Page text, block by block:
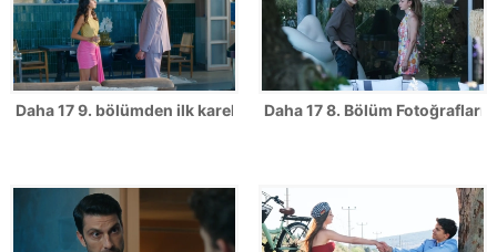
Daha 17 9. bölümden ilk kareler! Daha 17 8. Bölüm Fotoğrafları